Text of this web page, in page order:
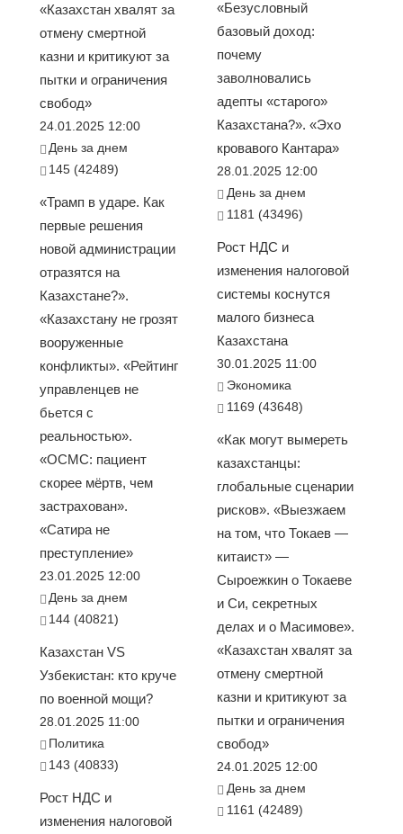
«Казахстан хвалят за
отмену смертной
казни и критикуют за
пытки и ограничения
свобод»
24.01.2025 12:00
День за днем
145 (42489)
«Трамп в ударе. Как
первые решения
новой администрации
отразятся на
Казахстане?».
«Казахстану не грозят
вооруженные
конфликты». «Рейтинг
управленцев не
бьется с
реальностью».
«ОСМС: пациент
скорее мёртв, чем
застрахован».
«Сатира не
преступление»
23.01.2025 12:00
День за днем
144 (40821)
Казахстан VS
Узбекистан: кто круче
по военной мощи?
28.01.2025 11:00
Политика
143 (40833)
Рост НДС и
изменения налоговой
«Безусловный
базовый доход:
почему
заволновались
адепты «старого»
Казахстана?». «Эхо
кровавого Кантара»
28.01.2025 12:00
День за днем
1181 (43496)
Рост НДС и
изменения налоговой
системы коснутся
малого бизнеса
Казахстана
30.01.2025 11:00
Экономика
1169 (43648)
«Как могут вымереть
казахстанцы:
глобальные сценарии
рисков». «Выезжаем
на том, что Токаев —
китаист» —
Сыроежкин о Токаеве
и Си, секретных
делах и о Масимове».
«Казахстан хвалят за
отмену смертной
казни и критикуют за
пытки и ограничения
свобод»
24.01.2025 12:00
День за днем
1161 (42489)